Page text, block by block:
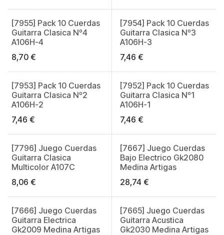
[7955] Pack 10 Cuerdas
Guitarra Clasica Nº4
A106H-4
8,70 €
[7954] Pack 10 Cuerdas
Guitarra Clasica Nº3
A106H-3
7,46 €
[7953] Pack 10 Cuerdas
Guitarra Clasica Nº2
A106H-2
7,46 €
[7952] Pack 10 Cuerdas
Guitarra Clasica Nº1
A106H-1
7,46 €
[7796] Juego Cuerdas
Guitarra Clasica
Multicolor A107C
8,06 €
[7667] Juego Cuerdas
Bajo Electrico Gk2080
Medina Artigas
28,74 €
[7666] Juego Cuerdas
Guitarra Electrica
Gk2009 Medina Artigas
[7665] Juego Cuerdas
Guitarra Acustica
Gk2030 Medina Artigas